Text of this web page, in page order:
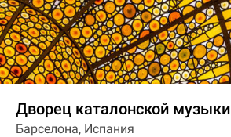
Дворец каталонской музыки
Барселона, Испания